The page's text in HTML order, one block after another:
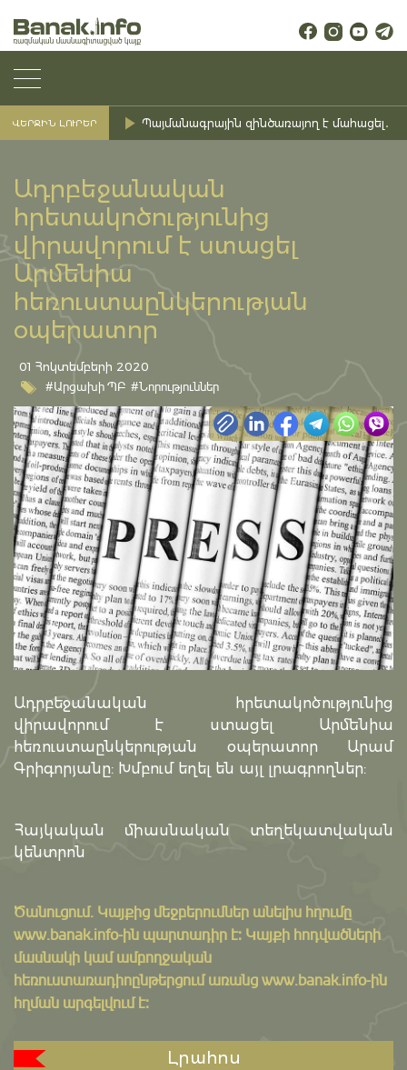
ՎԵՐՋԻՆ ԼՈՒՐԵՐ Պայմանագրային զինծառայող է մահացել․
Ադրբեջանական
հրետակոծությունից
վիրավորում է ստացել
Արմենիա
հեռուստաընկերության
օպերատոր
01 Հոկտեմբերի 2020
#Արցախի ՊԲ #Նորություններ
Ադրբեջանական հրետակոծությունից
վիրավորում է ստացել Արմենիա
հեռուստաընկերության օպերատոր Արամ
Գրիգորյանը: Խմբում եղել են այլ լրագրողներ:
Հայկական միասնական տեղեկատվական
կենտրոն
Ծանուցում․ Կայքից մեջբերումներ անելիս հղումը
www.banak.info-ին պարտադիր է: Կայքի հոդվածների
մասնակի կամ ամբողջական
հեռուստառադիոընթերցում առանց www.banak.info-ին
հղման արգելվում է:
Լրահոս